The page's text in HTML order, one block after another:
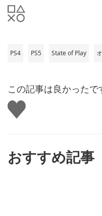
PS4 PS5 State of Play
この記事は良かったで
い
い
おすすめ記事